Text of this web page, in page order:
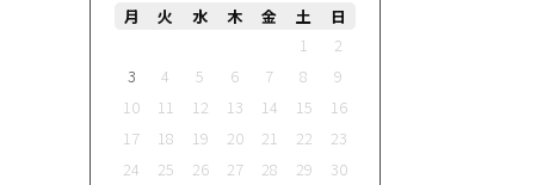
月 火 水 木 金 土
日
1
2
3
4 5 6 7 8
9
10
11 12 13 14 15
16
17
18 19 20 21 22
23
24
25 26 27 28 29
30